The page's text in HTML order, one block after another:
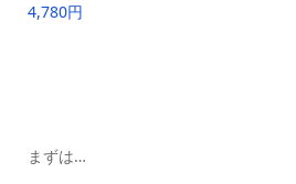
4,780円
まずは…